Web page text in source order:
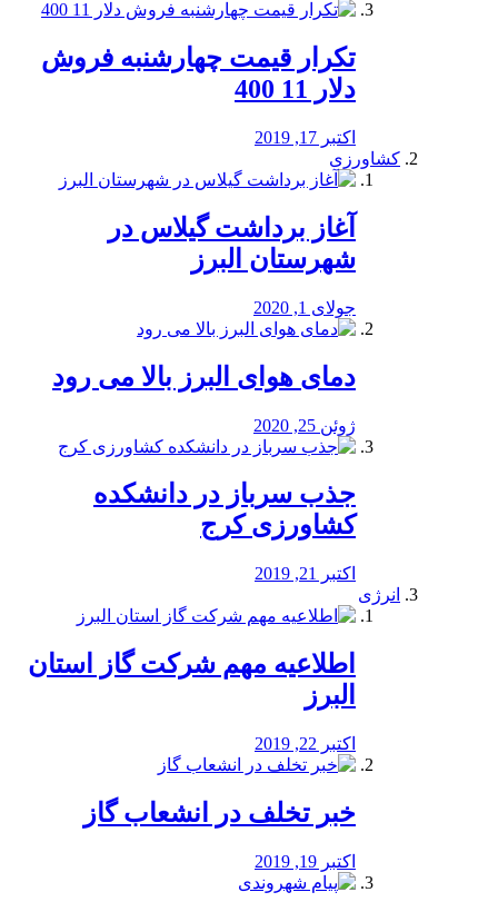
تکرار قیمت چهارشنبه فروش
دلار 11 400
اکتبر 17, 2019
کشاورزی
آغاز برداشت گیلاس در
شهرستان البرز
جولای 1, 2020
دمای هوای البرز بالا می رود
ژوئن 25, 2020
جذب سرباز در دانشکده
کشاورزی کرج
اکتبر 21, 2019
انرژی
️اطلاعیه مهم شرکت گاز استان
البرز
اکتبر 22, 2019
خبر تخلف در انشعاب گاز
اکتبر 19, 2019